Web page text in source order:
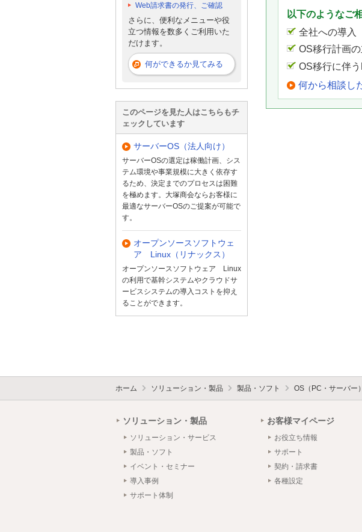
以下のようなご
全社への導入
OS移行計画
OS移行に伴
何から相談し
Web請求書の発行、ご確認
さらに、便利なメニューや役
立つ情報を数多くご利用いた
だけます。
何ができるか見てみる
このページを見た人はこちらもチ
ェックしています
サーバーOS（法人向け）
サーバーOSの選定は稼働計画、シス
テム環境や事業規模に大きく依存す
るため、決定までのプロセスは困難
を極めます。大塚商会ならお客様に
最適なサーバーOSのご提案が可能で
す。
オープンソースソフトウェ
ア Linux（リナックス）
オープンソースソフトウェア Linux
の利用で基幹システムやクラウドサ
ービスシステムの導入コストを抑え
ることができます。
ホーム ソリューション・製品 製品・ソフト OS（PC・サーバー）
ソリューション・製品
ソリューション・サービス
製品・ソフト
イベント・セミナー
導入事例
サポート体制
お客様マイページ
お役立ち情報
サポート
契約・請求書
各種設定